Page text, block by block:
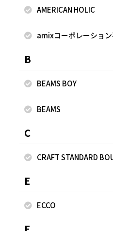
AMERICAN HOLIC
amixコーポレーショ
B
BEAMS BOY
BEAMS
C
CRAFT STANDARD
E
ECCO